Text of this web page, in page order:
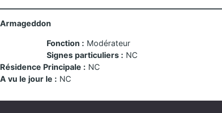
Armageddon
Fonction : Modérateur
Signes particuliers : NC
Résidence Principale : NC
A vu le jour le : NC